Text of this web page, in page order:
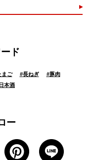
ド
まご #長ねぎ #豚肉
日本酒
ー